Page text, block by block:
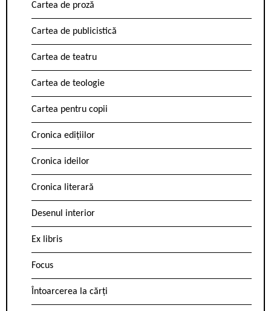
Cartea de proză
Cartea de publicistică
Cartea de teatru
Cartea de teologie
Cartea pentru copii
Cronica edițiilor
Cronica ideilor
Cronica literară
Desenul interior
Ex libris
Focus
Întoarcerea la cărți